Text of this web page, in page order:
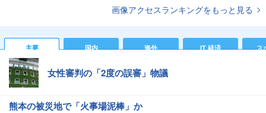
画像アクセスランキングをもっと見る
主要 国内 海外 IT 経済 ス
女性審判の「2度の誤審」物議
熊本の被災地で「火事場泥棒」か